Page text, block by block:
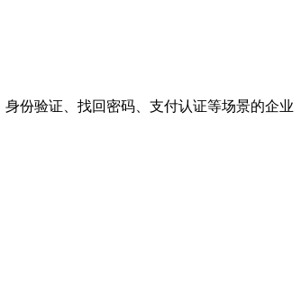
份验证、找回密码、支付认证等场景的企业